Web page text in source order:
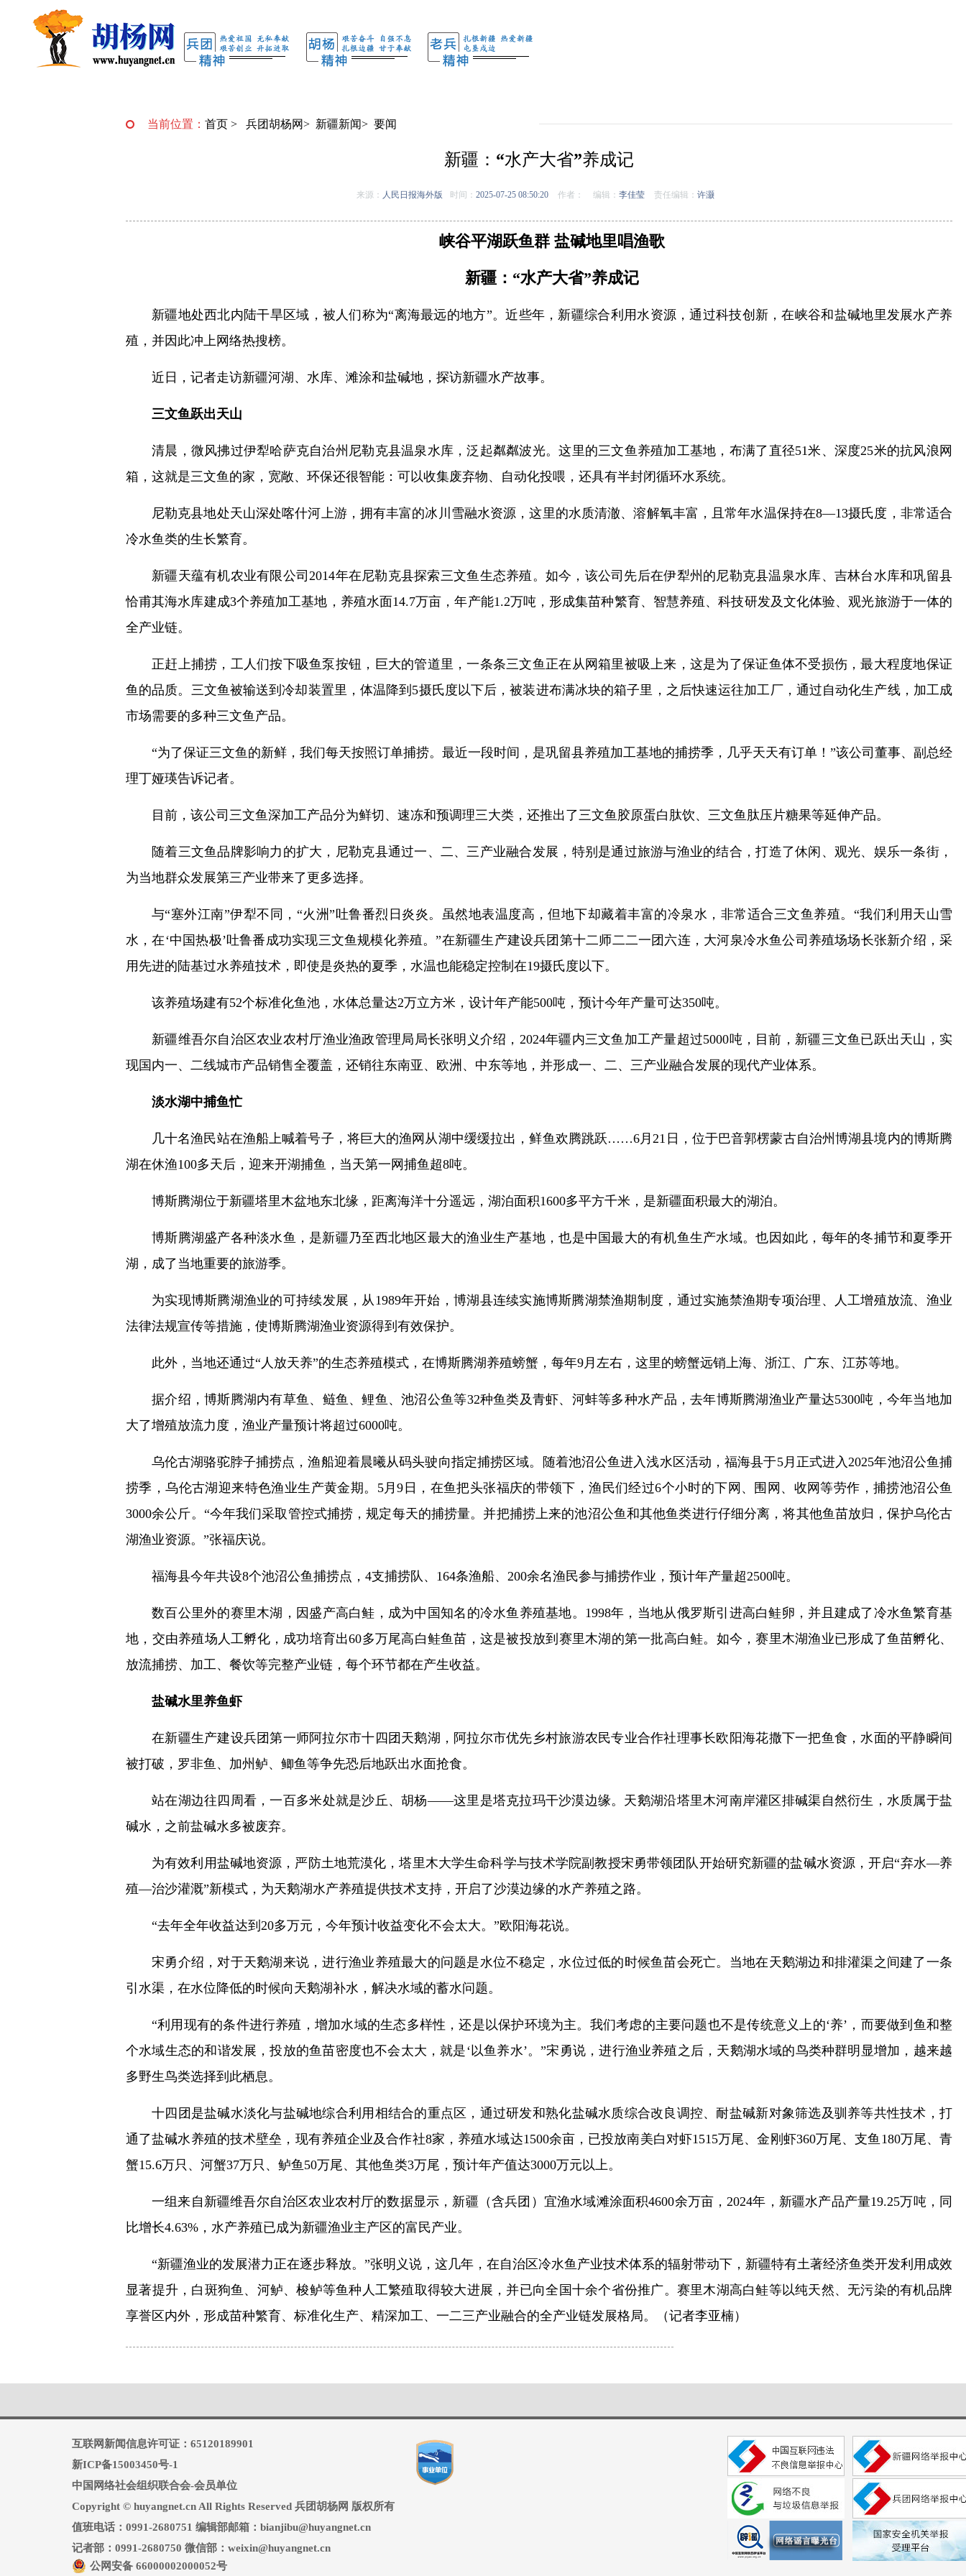
当前位置： 首页 > 兵团胡杨网> 新疆新闻> 要闻
新疆：“水产大省”养成记
来源： 人民日报海外版 时间： 2025-07-25 08:50:20 作者： 编辑： 李佳莹 责任编辑： 许灏
峡谷平湖跃鱼群 盐碱地里唱渔歌
新疆：“水产大省”养成记
新疆地处西北内陆干旱区域，被人们称为“离海最远的地方”。近些年，新疆综合利用水资源，通过科技创新，在峡谷和盐碱地里发展水产养
殖，并因此冲上网络热搜榜。
近日，记者走访新疆河湖、水库、滩涂和盐碱地，探访新疆水产故事。
三文鱼跃出天山
清晨，微风拂过伊犁哈萨克自治州尼勒克县温泉水库，泛起粼粼波光。这里的三文鱼养殖加工基地，布满了直径51米、深度25米的抗风浪网
箱，这就是三文鱼的家，宽敞、环保还很智能：可以收集废弃物、自动化投喂，还具有半封闭循环水系统。
尼勒克县地处天山深处喀什河上游，拥有丰富的冰川雪融水资源，这里的水质清澈、溶解氧丰富，且常年水温保持在8—13摄氏度，非常适合
冷水鱼类的生长繁育。
新疆天蕴有机农业有限公司2014年在尼勒克县探索三文鱼生态养殖。如今，该公司先后在伊犁州的尼勒克县温泉水库、吉林台水库和巩留县
恰甫其海水库建成3个养殖加工基地，养殖水面14.7万亩，年产能1.2万吨，形成集苗种繁育、智慧养殖、科技研发及文化体验、观光旅游于一体的
全产业链。
正赶上捕捞，工人们按下吸鱼泵按钮，巨大的管道里，一条条三文鱼正在从网箱里被吸上来，这是为了保证鱼体不受损伤，最大程度地保证
鱼的品质。三文鱼被输送到冷却装置里，体温降到5摄氏度以下后，被装进布满冰块的箱子里，之后快速运往加工厂，通过自动化生产线，加工成
市场需要的多种三文鱼产品。
“为了保证三文鱼的新鲜，我们每天按照订单捕捞。最近一段时间，是巩留县养殖加工基地的捕捞季，几乎天天有订单！”该公司董事、副总经
理丁娅瑛告诉记者。
目前，该公司三文鱼深加工产品分为鲜切、速冻和预调理三大类，还推出了三文鱼胶原蛋白肽饮、三文鱼肽压片糖果等延伸产品。
随着三文鱼品牌影响力的扩大，尼勒克县通过一、二、三产业融合发展，特别是通过旅游与渔业的结合，打造了休闲、观光、娱乐一条街，
为当地群众发展第三产业带来了更多选择。
与“塞外江南”伊犁不同，“火洲”吐鲁番烈日炎炎。虽然地表温度高，但地下却藏着丰富的冷泉水，非常适合三文鱼养殖。“我们利用天山雪
水，在‘中国热极’吐鲁番成功实现三文鱼规模化养殖。”在新疆生产建设兵团第十二师二二一团六连，大河泉冷水鱼公司养殖场场长张新介绍，采
用先进的陆基过水养殖技术，即使是炎热的夏季，水温也能稳定控制在19摄氏度以下。
该养殖场建有52个标准化鱼池，水体总量达2万立方米，设计年产能500吨，预计今年产量可达350吨。
新疆维吾尔自治区农业农村厅渔业渔政管理局局长张明义介绍，2024年疆内三文鱼加工产量超过5000吨，目前，新疆三文鱼已跃出天山，实
现国内一、二线城市产品销售全覆盖，还销往东南亚、欧洲、中东等地，并形成一、二、三产业融合发展的现代产业体系。
淡水湖中捕鱼忙
几十名渔民站在渔船上喊着号子，将巨大的渔网从湖中缓缓拉出，鲜鱼欢腾跳跃……6月21日，位于巴音郭楞蒙古自治州博湖县境内的博斯腾
湖在休渔100多天后，迎来开湖捕鱼，当天第一网捕鱼超8吨。
博斯腾湖位于新疆塔里木盆地东北缘，距离海洋十分遥远，湖泊面积1600多平方千米，是新疆面积最大的湖泊。
博斯腾湖盛产各种淡水鱼，是新疆乃至西北地区最大的渔业生产基地，也是中国最大的有机鱼生产水域。也因如此，每年的冬捕节和夏季开
湖，成了当地重要的旅游季。
为实现博斯腾湖渔业的可持续发展，从1989年开始，博湖县连续实施博斯腾湖禁渔期制度，通过实施禁渔期专项治理、人工增殖放流、渔业
法律法规宣传等措施，使博斯腾湖渔业资源得到有效保护。
此外，当地还通过“人放天养”的生态养殖模式，在博斯腾湖养殖螃蟹，每年9月左右，这里的螃蟹远销上海、浙江、广东、江苏等地。
据介绍，博斯腾湖内有草鱼、鲢鱼、鲤鱼、池沼公鱼等32种鱼类及青虾、河蚌等多种水产品，去年博斯腾湖渔业产量达5300吨，今年当地加
大了增殖放流力度，渔业产量预计将超过6000吨。
乌伦古湖骆驼脖子捕捞点，渔船迎着晨曦从码头驶向指定捕捞区域。随着池沼公鱼进入浅水区活动，福海县于5月正式进入2025年池沼公鱼捕
捞季，乌伦古湖迎来特色渔业生产黄金期。5月9日，在鱼把头张福庆的带领下，渔民们经过6个小时的下网、围网、收网等劳作，捕捞池沼公鱼
3000余公斤。“今年我们采取管控式捕捞，规定每天的捕捞量。并把捕捞上来的池沼公鱼和其他鱼类进行仔细分离，将其他鱼苗放归，保护乌伦古
湖渔业资源。”张福庆说。
福海县今年共设8个池沼公鱼捕捞点，4支捕捞队、164条渔船、200余名渔民参与捕捞作业，预计年产量超2500吨。
数百公里外的赛里木湖，因盛产高白鲑，成为中国知名的冷水鱼养殖基地。1998年，当地从俄罗斯引进高白鲑卵，并且建成了冷水鱼繁育基
地，交由养殖场人工孵化，成功培育出60多万尾高白鲑鱼苗，这是被投放到赛里木湖的第一批高白鲑。如今，赛里木湖渔业已形成了鱼苗孵化、
放流捕捞、加工、餐饮等完整产业链，每个环节都在产生收益。
盐碱水里养鱼虾
在新疆生产建设兵团第一师阿拉尔市十四团天鹅湖，阿拉尔市优先乡村旅游农民专业合作社理事长欧阳海花撒下一把鱼食，水面的平静瞬间
被打破，罗非鱼、加州鲈、鲫鱼等争先恐后地跃出水面抢食。
站在湖边往四周看，一百多米处就是沙丘、胡杨——这里是塔克拉玛干沙漠边缘。天鹅湖沿塔里木河南岸灌区排碱渠自然衍生，水质属于盐
碱水，之前盐碱水多被废弃。
为有效利用盐碱地资源，严防土地荒漠化，塔里木大学生命科学与技术学院副教授宋勇带领团队开始研究新疆的盐碱水资源，开启“弃水—养
殖—治沙灌溉”新模式，为天鹅湖水产养殖提供技术支持，开启了沙漠边缘的水产养殖之路。
“去年全年收益达到20多万元，今年预计收益变化不会太大。”欧阳海花说。
宋勇介绍，对于天鹅湖来说，进行渔业养殖最大的问题是水位不稳定，水位过低的时候鱼苗会死亡。当地在天鹅湖边和排灌渠之间建了一条
引水渠，在水位降低的时候向天鹅湖补水，解决水域的蓄水问题。
“利用现有的条件进行养殖，增加水域的生态多样性，还是以保护环境为主。我们考虑的主要问题也不是传统意义上的‘养’，而要做到鱼和整
个水域生态的和谐发展，投放的鱼苗密度也不会太大，就是‘以鱼养水’。”宋勇说，进行渔业养殖之后，天鹅湖水域的鸟类种群明显增加，越来越
多野生鸟类选择到此栖息。
十四团是盐碱水淡化与盐碱地综合利用相结合的重点区，通过研发和熟化盐碱水质综合改良调控、耐盐碱新对象筛选及驯养等共性技术，打
通了盐碱水养殖的技术壁垒，现有养殖企业及合作社8家，养殖水域达1500余亩，已投放南美白对虾1515万尾、金刚虾360万尾、支鱼180万尾、青
蟹15.6万只、河蟹37万只、鲈鱼50万尾、其他鱼类3万尾，预计年产值达3000万元以上。
一组来自新疆维吾尔自治区农业农村厅的数据显示，新疆（含兵团）宜渔水域滩涂面积4600余万亩，2024年，新疆水产品产量19.25万吨，同
比增长4.63%，水产养殖已成为新疆渔业主产区的富民产业。
“新疆渔业的发展潜力正在逐步释放。”张明义说，这几年，在自治区冷水鱼产业技术体系的辐射带动下，新疆特有土著经济鱼类开发利用成效
显著提升，白斑狗鱼、河鲈、梭鲈等鱼种人工繁殖取得较大进展，并已向全国十余个省份推广。赛里木湖高白鲑等以纯天然、无污染的有机品牌
享誉区内外，形成苗种繁育、标准化生产、精深加工、一二三产业融合的全产业链发展格局。（记者李亚楠）
互联网新闻信息许可证：65120189901
新ICP备15003450号-1
中国网络社会组织联合会-会员单位
Copyright © huyangnet.cn All Rights Reserved 兵团胡杨网 版权所有
值班电话：0991-2680751 编辑部邮箱：bianjibu@huyangnet.cn
记者部：0991-2680750 微信部：weixin@huyangnet.cn
公网安备 66000002000052号